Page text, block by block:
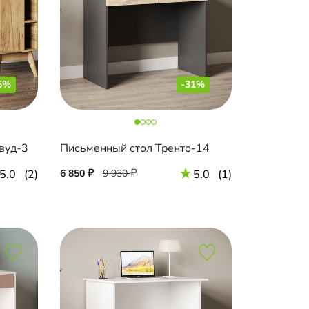
3
(2)
-31%
Письменный стол Тренто-14
6 850 9 930 5.0 (1)